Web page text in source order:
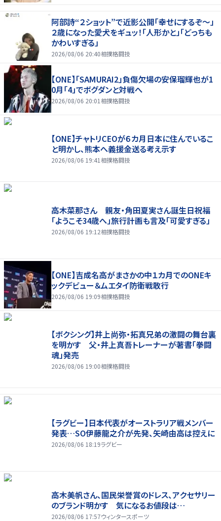
阿部詩“２ショット”で近影公開「幸せにするぞ〜」
２歳になった愛犬をギュッ！「人形かと」「どっちも
かわいすぎる」
2026/08/06 20:40相撲格闘技
【ONE】「SAMURAI2」負傷欠場の安保瑠輝也が1
0月「4」でボグダンと対戦へ
2026/08/06 20:01 相撲格闘技
【ONE】チャトリCEOが６カ月日本に住んでいるこ
と明かし、熊本へ義援金送る考え示す
2026/08/06 19:41 相撲格闘技
高木菜那さん 親友・角田夏実さん誕生日祝福
「ようこそ34歳へ」旅行計画も言及「可愛すぎる」
2026/08/06 19:12相撲格闘技
【ONE】吉成名高がまさかの中１カ月でのONEキ
ックデビュー＆ムエタイ防衛戦敢行
2026/08/06 19:09相撲格闘技
【ボクシング】井上尚弥・拓真兄弟の激闘の舞台裏
を明かす 父・井上真吾トレーナーが著書「拳闘
魂」発売
2026/08/06 19:00相撲格闘技
【ラグビー】日本代表がオーストラリア戦メンバー
発表…SO伊藤龍之介が先発、矢崎由高は控えに
2026/08/06 18:19ラグビー
高木美帆さん、国民栄誉賞のドレス、アクセサリー
のブランド明かす 気になるお値段は…
2026/08/06 17:57ウィンタースポーツ